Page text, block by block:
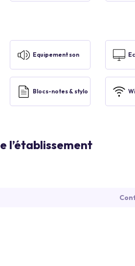
Equipement son
Blocs-notes & stylo
l’établissement